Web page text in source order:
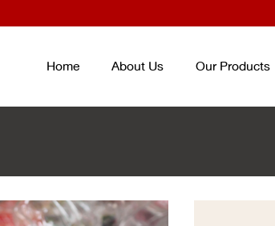
Home About Us Our Products
ละแก้ว ลอกง่าย ไม่
CONTAINER
ถาดและกล่องสำหรับบรรจุอาหาร